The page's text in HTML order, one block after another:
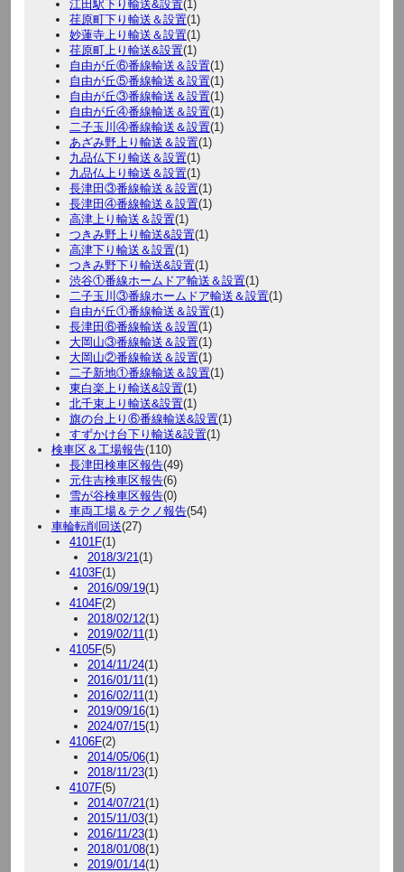
江田駅下り輸送&設置(1)
荏原町下り輸送＆設置(1)
妙蓮寺上り輸送＆設置(1)
荏原町上り輸送&設置(1)
自由が丘⑥番線輸送＆設置(1)
自由が丘⑤番線輸送＆設置(1)
自由が丘③番線輸送＆設置(1)
自由が丘④番線輸送＆設置(1)
二子玉川④番線輸送＆設置(1)
あざみ野上り輸送＆設置(1)
九品仏下り輸送＆設置(1)
九品仏上り輸送＆設置(1)
長津田③番線輸送＆設置(1)
長津田④番線輸送＆設置(1)
高津上り輸送＆設置(1)
つきみ野上り輸送&設置(1)
高津下り輸送＆設置(1)
つきみ野下り輸送&設置(1)
渋谷①番線ホームドア輸送＆設置(1)
二子玉川③番線ホームドア輸送＆設置(1)
自由が丘①番線輸送＆設置(1)
長津田⑥番線輸送＆設置(1)
大岡山③番線輸送＆設置(1)
大岡山②番線輸送＆設置(1)
二子新地①番線輸送＆設置(1)
東白楽上り輸送&設置(1)
北千束上り輸送&設置(1)
旗の台上り⑥番線輸送&設置(1)
すずかけ台下り輸送&設置(1)
検車区＆工場報告(110)
長津田検車区報告(49)
元住吉検車区報告(6)
雪が谷検車区報告(0)
車両工場＆テクノ報告(54)
車輪転削回送(27)
4101F(1)
2018/3/21(1)
4103F(1)
2016/09/19(1)
4104F(2)
2018/02/12(1)
2019/02/11(1)
4105F(5)
2014/11/24(1)
2016/01/11(1)
2016/02/11(1)
2019/09/16(1)
2024/07/15(1)
4106F(2)
2014/05/06(1)
2018/11/23(1)
4107F(5)
2014/07/21(1)
2015/11/03(1)
2016/11/23(1)
2018/01/08(1)
2019/01/14(1)